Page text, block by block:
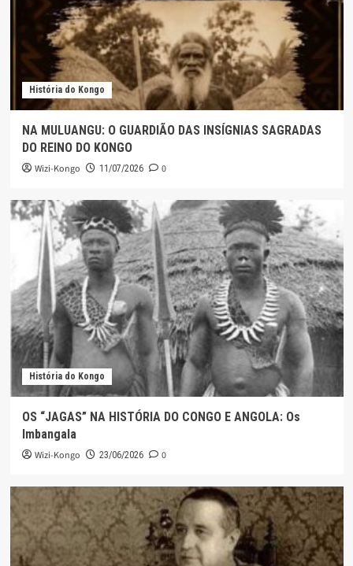
História do Kongo
NA MULUANGU: O GUARDIÃO DAS INSÍGNIAS SAGRADAS
DO REINO DO KONGO
Wizi-Kongo 11/07/2026 0
História do Kongo
OS “JAGAS” NA HISTÓRIA DO CONGO E ANGOLA: Os
Imbangala
Wizi-Kongo 23/06/2026 0